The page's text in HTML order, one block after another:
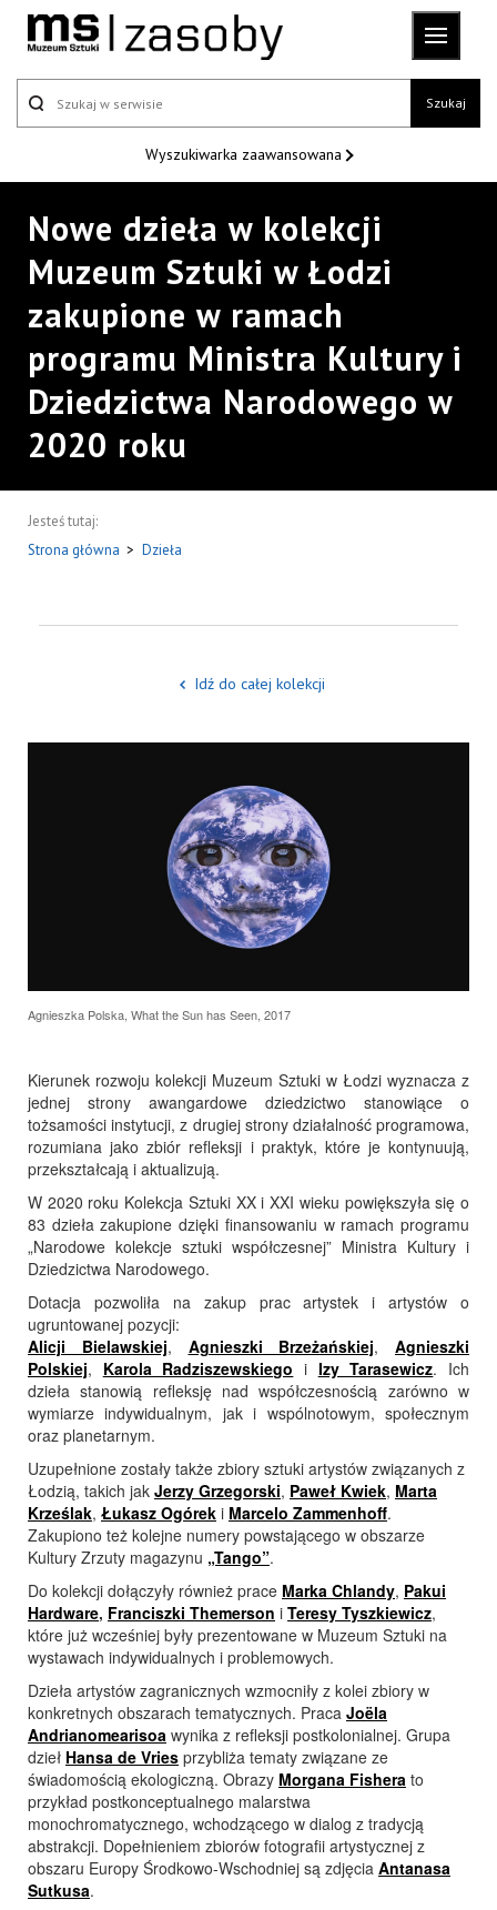
Szukaj
Wyszukiwarka zaawansowana
Nowe dzieła w kolekcji
Muzeum Sztuki w Łodzi
zakupione w ramach
programu Ministra Kultury i
Dziedzictwa Narodowego w
2020 roku
Jesteś tutaj:
Strona główna > Dzieła
Idź do całej kolekcji
Agnieszka Polska, What the Sun has Seen, 2017
Kierunek rozwoju kolekcji Muzeum Sztuki w Łodzi wyznacza z
jednej strony awangardowe dziedzictwo stanowiące o
tożsamości instytucji, z drugiej strony działalność programowa,
rozumiana jako zbiór refleksji i praktyk, które je kontynuują,
przekształcają i aktualizują.
W 2020 roku Kolekcja Sztuki XX i XXI wieku powiększyła się o
83 dzieła zakupione dzięki finansowaniu w ramach programu
„Narodowe kolekcje sztuki współczesnej” Ministra Kultury i
Dziedzictwa Narodowego.
Dotacja pozwoliła na zakup prac artystek i artystów o
ugruntowanej pozycji:
Alicji Bielawskiej, Agnieszki Brzeżańskiej, Agnieszki
Polskiej, Karola Radziszewskiego i Izy Tarasewicz. Ich
dzieła stanowią refleksję nad współczesnością zarówno w
wymiarze indywidualnym, jak i wspólnotowym, społecznym
oraz planetarnym.
Uzupełnione zostały także zbiory sztuki artystów związanych z
Łodzią, takich jak Jerzy Grzegorski, Paweł Kwiek, Marta
Krześlak, Łukasz Ogórek i Marcelo Zammenhoff.
Zakupiono też kolejne numery powstającego w obszarze
Kultury Zrzuty magazynu „Tango”.
Do kolekcji dołączyły również prace Marka Chlandy, Pakui
Hardware, Franciszki Themerson i Teresy Tyszkiewicz,
które już wcześniej były prezentowane w Muzeum Sztuki na
wystawach indywidualnych i problemowych.
Dzieła artystów zagranicznych wzmocniły z kolei zbiory w
konkretnych obszarach tematycznych. Praca Joëla
Andrianomearisoa wynika z refleksji postkolonialnej. Grupa
dzieł Hansa de Vries przybliża tematy związane ze
świadomością ekologiczną. Obrazy Morgana Fishera to
przykład postkonceptualnego malarstwa
monochromatycznego, wchodzącego w dialog z tradycją
abstrakcji. Dopełnieniem zbiorów fotografii artystycznej z
obszaru Europy Środkowo-Wschodniej są zdjęcia Antanasa
Sutkusa.